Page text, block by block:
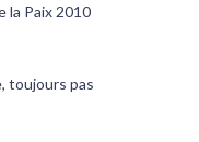
la Paix 2010
toujours pas